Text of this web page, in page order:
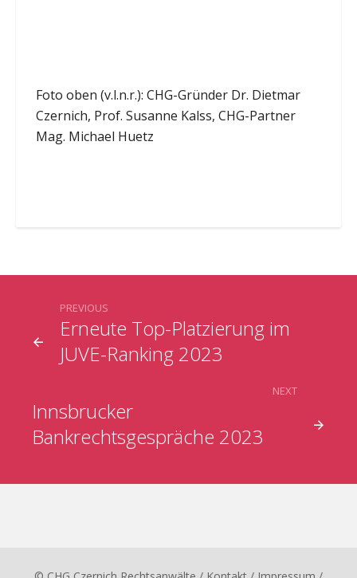
Foto oben (v.l.n.r.): CHG-Gründer Dr. Dietmar
Czernich, Prof. Susanne Kalss, CHG-Partner
Mag. Michael Huetz
Erneute Top-Platzierung im
JUVE-Ranking 2023
PREVIOUS
Innsbrucker
Bankrechtsgespräche 2023
NEXT